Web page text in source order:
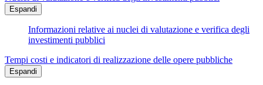
Espandi
Informazioni relative ai nuclei di valutazione e verifica degli
investimenti pubblici
Tempi costi e indicatori di realizzazione delle opere pubbliche
Espandi